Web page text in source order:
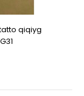
qiqiyg